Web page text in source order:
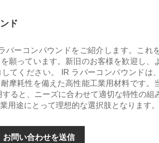
ド
バーコンパウンドをご紹介します。これ
願っています。新旧のお客様を歓迎し、
てください。 IR ラバーコンパウンドは
摩耗性を備えた高性能工業用材料です。
ると、ニーズに合わせて適切な特性の組
用途にとって理想的な選択肢となります。
お問い合わせを送信